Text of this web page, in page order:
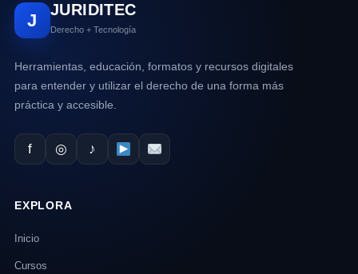
J
JURIDITEC
Derecho + Tecnología
Herramientas, educación, formatos y recursos digitales
para entender y utilizar el derecho de una forma más
práctica y accesible.
f ◎ ♪
EXPLORA
Inicio
Cursos